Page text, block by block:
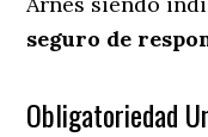
seguro de
Obligatoriedad